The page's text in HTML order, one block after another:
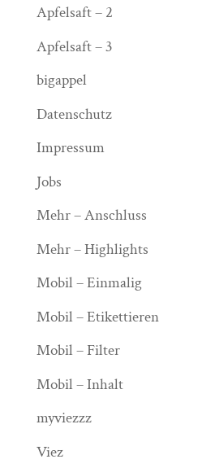
Apfelsaft – 2
Apfelsaft – 3
bigappel
Datenschutz
Impressum
Jobs
Mehr – Anschluss
Mehr – Highlights
Mobil – Einmalig
Mobil – Etikettieren
Mobil – Filter
Mobil – Inhalt
myviezzz
Viez